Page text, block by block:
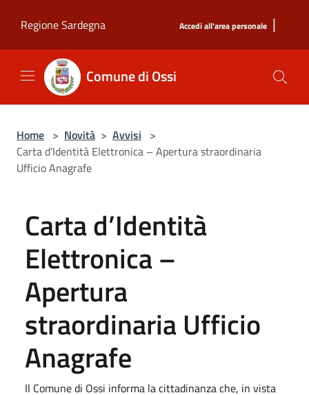
Regione Sardegna
Accedi all'area personale |
Comune di Ossi
Home > Novità > Avvisi >
Carta d’Identità Elettronica – Apertura straordinaria
Ufficio Anagrafe
Carta d’Identità
Elettronica –
Apertura
straordinaria Ufficio
Anagrafe
Il Comune di Ossi informa la cittadinanza che, in vista